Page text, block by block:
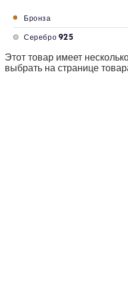
Бронза
Серебро 925
Этот товар имеет
выбрать на странице